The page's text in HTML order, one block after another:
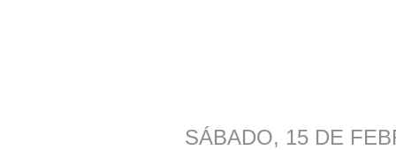
SÁBADO, 15 DE